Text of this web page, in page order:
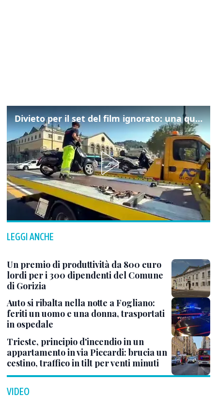
Divieto per il set del film ignorato: una quarantina gli scooter rimossi a Trieste
LEGGI ANCHE
Un premio di produttività da 800 euro
lordi per i 300 dipendenti del Comune
di Gorizia
Auto si ribalta nella notte a Fogliano:
feriti un uomo e una donna, trasportati
in ospedale
Trieste, principio d'incendio in un
appartamento in via Piccardi: brucia un
cestino, traffico in tilt per venti minuti
VIDEO